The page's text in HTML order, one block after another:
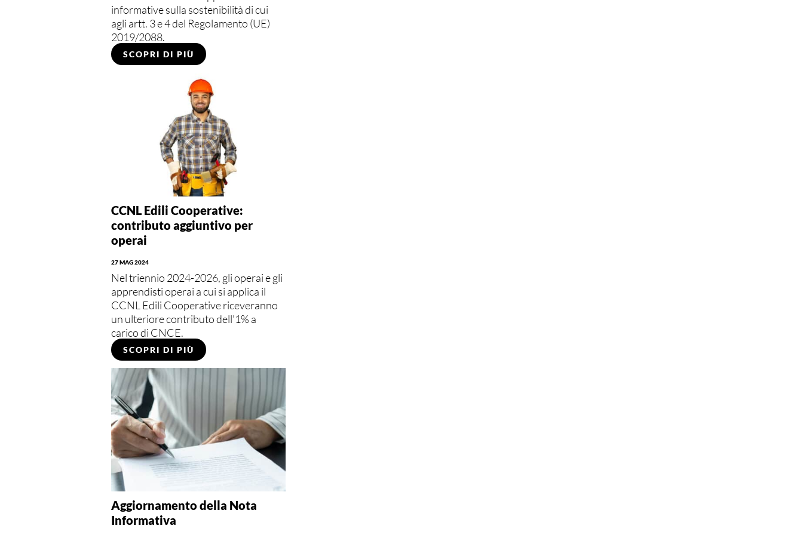
informative sulla sostenibilità di cui
agli artt. 3 e 4 del Regolamento (UE)
2019/2088.
SCOPRI DI PIÙ
CCNL Edili Cooperative:
contributo aggiuntivo per
operai
27 MAG 2024
Nel triennio 2024-2026, gli operai e gli
apprendisti operai a cui si applica il
CCNL Edili Cooperative riceveranno
un ulteriore contributo dell'1% a
carico di CNCE.
SCOPRI DI PIÙ
Aggiornamento della Nota
Informativa